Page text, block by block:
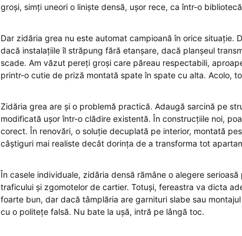
groși, simți uneori o liniște densă, ușor rece, ca într-o
Dar zidăria grea nu este automat campioană în orice situație.
dacă instalațiile îl străpung fără etanșare, dacă planșeul
scade. Am văzut pereți groși care păreau respectabili,
printr-o cutie de priză montată spate în spate cu alta. Acolo,
Zidăria grea are și o problemă practică. Adaugă sarcină pe
modificată ușor într-o clădire existentă. În construcțiile noi,
corect. În renovări, o soluție decuplată pe interior, montată
câștiguri mai realiste decât dorința de a transforma tot
În casele individuale, zidăria densă rămâne o alegere
traficului și zgomotelor de cartier. Totuși, fereastra va dicta
foarte bun, dar dacă tâmplăria are garnituri slabe sau
cu o politețe falsă. Nu bate la ușă, intră pe lângă toc.